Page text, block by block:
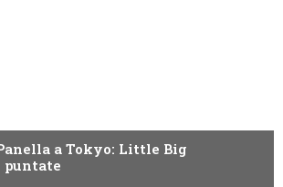
a Tokyo: Little Big
puntate